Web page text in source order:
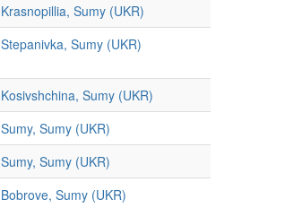
Krasnopillia, Sumy (UKR)
Stepanivka, Sumy (UKR)
Kosivshchina, Sumy (UKR)
Sumy, Sumy (UKR)
Sumy, Sumy (UKR)
Bobrove, Sumy (UKR)